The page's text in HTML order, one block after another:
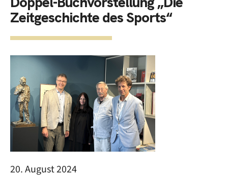
Zeitgeschichte des Sports“
20. August 2024